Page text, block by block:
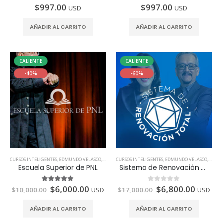
0de 5
$997.00 USD
AÑADIR AL CARRITO
0de 5
$997.00 USD
AÑADIR AL CARRITO
CALIENTE
-40%
CURSOS INTELIGENTES, EDMUNDO VELASCO, TODOS LOS PAÍSES
Escuela Superior de PNL
5.00de 5
$10,000.00 $6,000.00 USD
AÑADIR AL CARRITO
CALIENTE
-60%
CURSOS INTELIGENTES, EDMUNDO VELASCO,
Sistema de Renovación Total
de 5
$17,000.00 $6,800.00 USD
AÑADIR AL CARRITO